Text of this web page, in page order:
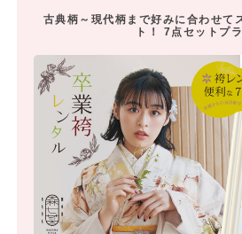
古典柄～現代柄まで好みに合わせて
ト！ 7点セットプ